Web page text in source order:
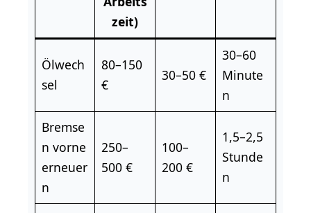
zeit)
Ölwech
sel
80–150
€
30–50 €
30–60
Minute
n
Bremse
n vorne
erneuer
n
250–
500 €
100–
200 €
1,5–2,5
Stunde
n